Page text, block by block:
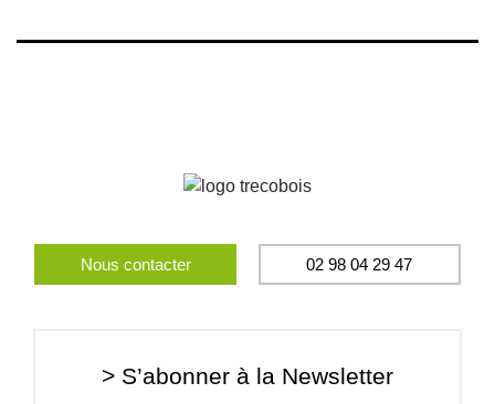
Nous contacter 02 98 04 29 47
> S’abonner à la Newsletter